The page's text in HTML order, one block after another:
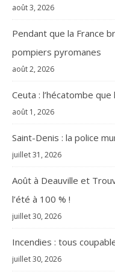
août 3, 2026
Pendant que la France
pompiers pyromanes
août 2, 2026
Ceuta : l’hécatombe
août 1, 2026
Saint-Denis : la police
juillet 31, 2026
Août à Deauville et
l’été à 100 % !
juillet 30, 2026
Incendies : tous
juillet 30, 2026